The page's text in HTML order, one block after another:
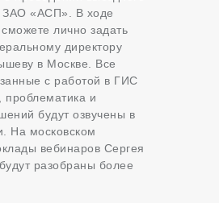
ЗАО «АСП». В ходе
лично задать
директору
в Москве. Все
с работой в ГИС
и
будут озвучены в
На московском
вебинаров Сергея
разобраны более